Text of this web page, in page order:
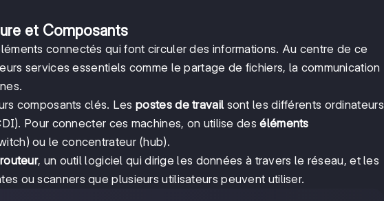
et Composants
connectés qui font circuler des informations. Au centre de ce
services essentiels comme le partage de fichiers, la communication
composants clés. Lespostes de travail sont les différents ordinateurs
Pour connecter ces machines, on utilise deséléments
ou le concentrateur (hub).
routeur, un outil logiciel qui dirige les données à travers le réseau, et les
ou scanners que plusieurs utilisateurs peuvent utiliser.